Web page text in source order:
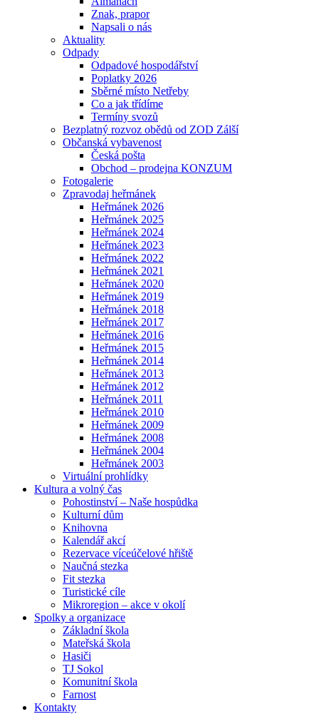
Znak, prapor
Napsali o nás
Aktuality
Odpady
Odpadové hospodářství
Poplatky 2026
Sběrné místo Netřeby
Co a jak třídíme
Termíny svozů
Bezplatný rozvoz obědů od ZOD Zálší
Občanská vybavenost
Česká pošta
Obchod – prodejna KONZUM
Fotogalerie
Zpravodaj heřmánek
Heřmánek 2026
Heřmánek 2025
Heřmánek 2024
Heřmánek 2023
Heřmánek 2022
Heřmánek 2021
Heřmánek 2020
Heřmánek 2019
Heřmánek 2018
Heřmánek 2017
Heřmánek 2016
Heřmánek 2015
Heřmánek 2014
Heřmánek 2013
Heřmánek 2012
Heřmánek 2011
Heřmánek 2010
Heřmánek 2009
Heřmánek 2008
Heřmánek 2004
Heřmánek 2003
Virtuální prohlídky
Kultura a volný čas
Pohostinství – Naše hospůdka
Kulturní dům
Knihovna
Kalendář akcí
Rezervace víceúčelové hřiště
Naučná stezka
Fit stezka
Turistické cíle
Mikroregion – akce v okolí
Spolky a organizace
Základní škola
Mateřská škola
Hasiči
TJ Sokol
Komunitní škola
Farnost
Kontakty